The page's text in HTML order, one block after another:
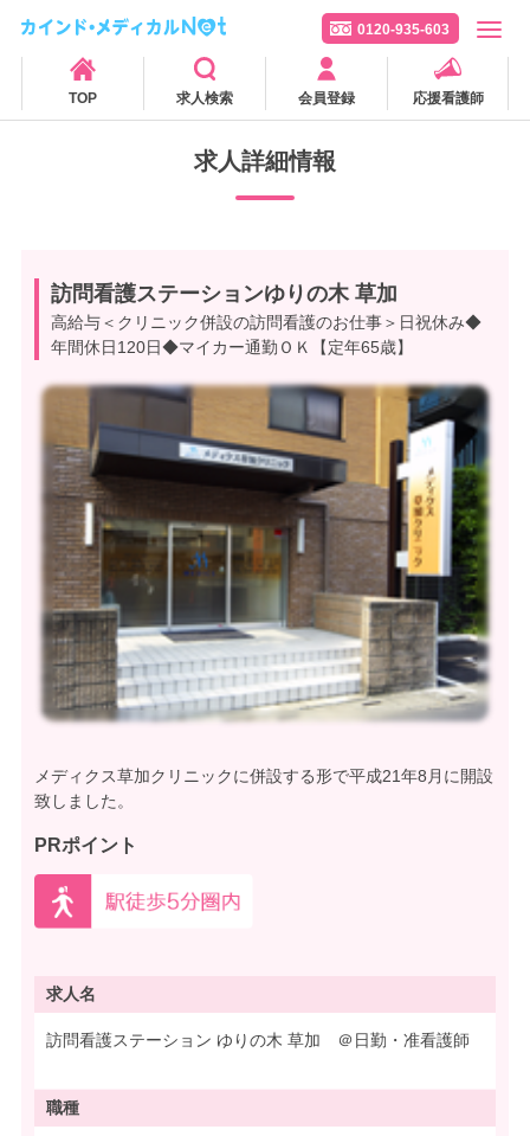
0120-935-603
TOP 求人検索 会員登録 応援看護師
求人詳細情報
訪問看護ステーションゆりの木 草加
高給与＜クリニック併設の訪問看護のお仕事＞日祝休み◆
年間休日120日◆マイカー通勤ＯＫ【定年65歳】
メディクス草加クリニックに併設する形で平成21年8月に開設
致しました。
PRポイント
求人名
訪問看護ステーション ゆりの木 草加 ＠日勤・准看護師
職種